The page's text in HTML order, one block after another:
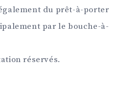
du prêt-à-porter
par le bouche-à-
réservés.